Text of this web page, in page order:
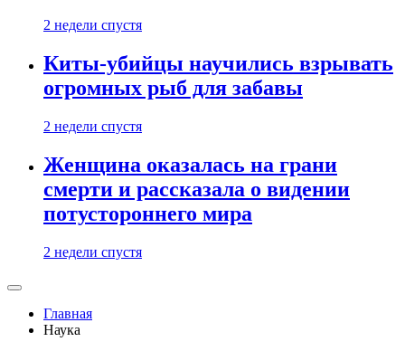
2 недели спустя
Киты-убийцы научились взрывать
огромных рыб для забавы
2 недели спустя
Женщина оказалась на грани
смерти и рассказала о видении
потустороннего мира
2 недели спустя
Главная
Наука